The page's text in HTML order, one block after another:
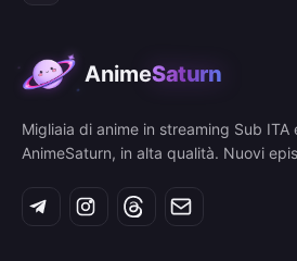
AnimeSaturn
Migliaia di anime in streaming Sub ITA
AnimeSaturn, in alta qualità. Nuovi